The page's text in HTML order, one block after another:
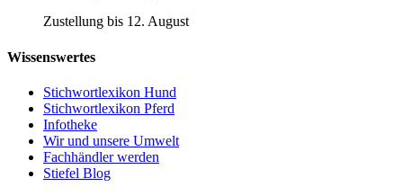
Zustellung bis 12. August
Wissenswertes
Stichwortlexikon Hund
Stichwortlexikon Pferd
Infotheke
Wir und unsere Umwelt
Fachhändler werden
Stiefel Blog